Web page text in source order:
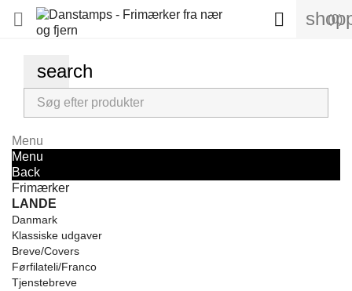
 (0)

search
Menu
Menu
Back
Frimærker
LANDE
Danmark
Klassiske udgaver
Breve/Covers
Førfilateli/Franco
Tjenstebreve